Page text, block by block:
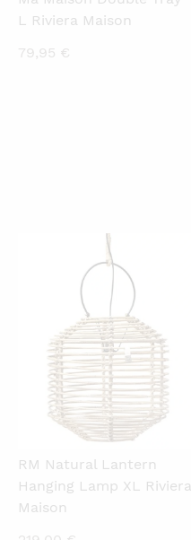
L Riviera Maison
79,95 €
QUICKVIEW
RM Natural Lantern
Hanging Lamp XL Riviera
Maison